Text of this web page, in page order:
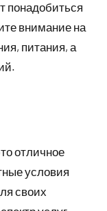
понадобиться
внимание на
питания, а
отличное
условия
своих